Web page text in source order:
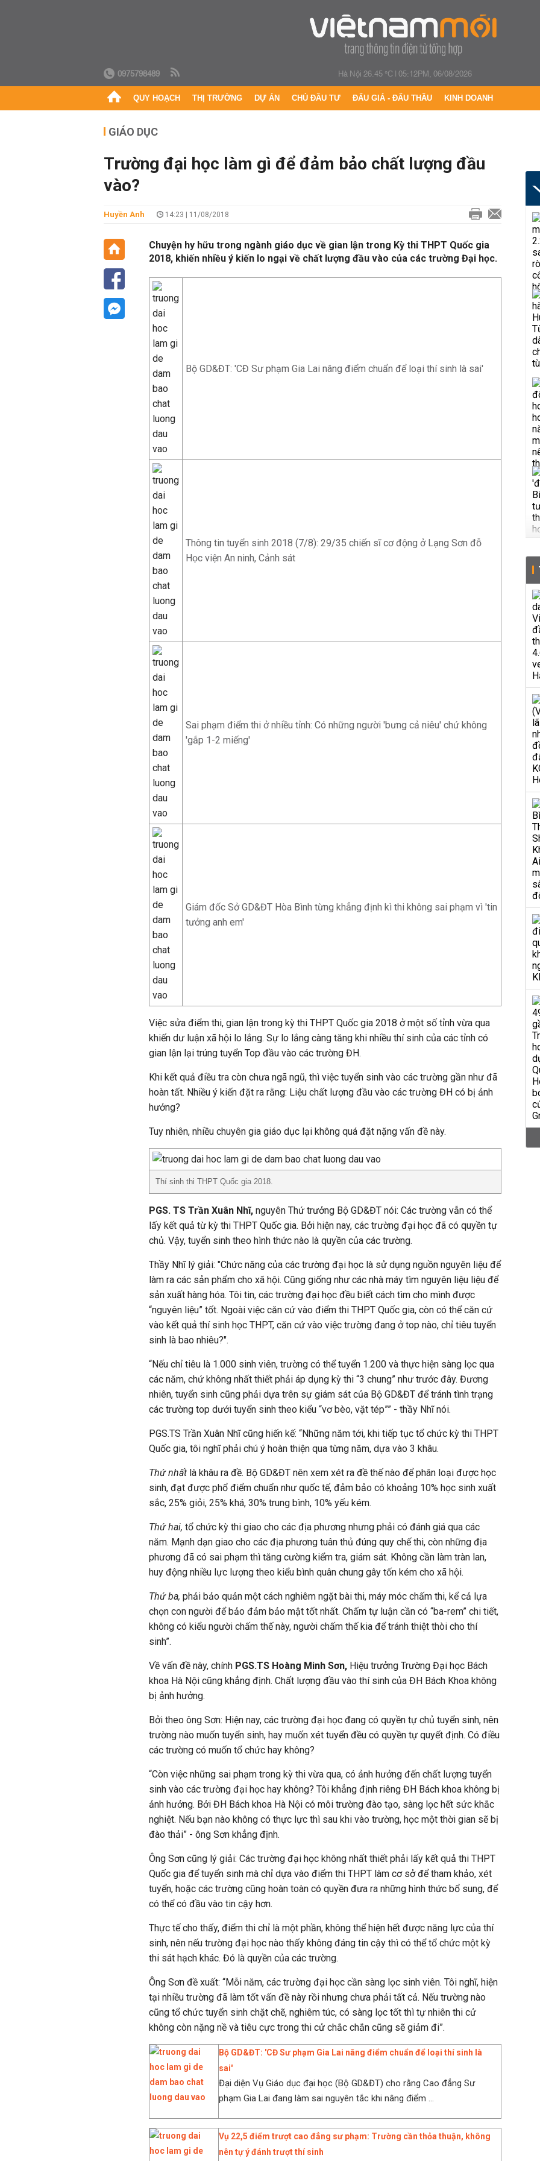
0975798489 Hà Nội 26.45 °C|05:12PM, 06/08/2026
QUY HOẠCH THỊ TRƯỜNG DỰ ÁN CHỦ ĐẦU TƯ ĐẤU GIÁ - ĐẤU THẦU KINH DOANH
GIÁO DỤC
Trường đại học làm gì để đảm bảo chất lượng đầu
vào?
Huyền Anh 14:23 | 11/08/2018
Chuyện hy hữu trong ngành giáo dục về gian lận trong Kỳ thi THPT Quốc gia
2018, khiến nhiều ý kiến lo ngại về chất lượng đầu vào của các trường Đại học.
Bộ GD&ĐT: 'CĐ Sư phạm Gia Lai nâng điểm chuẩn để loại thí sinh là sai'
Thông tin tuyển sinh 2018 (7/8): 29/35 chiến sĩ cơ động ở Lạng Sơn đỗ
Học viện An ninh, Cảnh sát
Sai phạm điểm thi ở nhiều tỉnh: Có những người 'bưng cả niêu' chứ không
'gắp 1-2 miếng'
Giám đốc Sở GD&ĐT Hòa Bình từng khẳng định kì thi không sai phạm vì 'tin
tưởng anh em'
Việc sửa điểm thi, gian lận trong kỳ thi THPT Quốc gia 2018 ở một số tỉnh vừa qua
khiến dư luận xã hội lo lắng. Sự lo lắng càng tăng khi nhiều thí sinh của các tỉnh có
gian lận lại trúng tuyển Top đầu vào các trường ĐH.
Khi kết quả điều tra còn chưa ngã ngũ, thì việc tuyển sinh vào các trường gần như đã
hoàn tất. Nhiều ý kiến đặt ra rằng: Liệu chất lượng đầu vào các trường ĐH có bị ảnh
hưởng?
Tuy nhiên, nhiều chuyên gia giáo dục lại không quá đặt nặng vấn đề này.
Thí sinh thi THPT Quốc gia 2018.
PGS. TS Trần Xuân Nhĩ, ​​​​nguyên Thứ trưởng Bộ GD&ĐT nói: Các trường vẫn có thể
lấy kết quả từ kỳ thi THPT Quốc gia. Bởi hiện nay, các trường đại học đã có quyền tự
chủ. Vậy, tuyển sinh theo hình thức nào là quyền của các trường.
Thầy Nhĩ lý giải: "Chức năng của các trường đại học là sử dụng nguồn nguyên liệu để
làm ra các sản phẩm cho xã hội. Cũng giống như các nhà máy tìm nguyên liệu liệu để
sản xuất hàng hóa. Tôi tin, các trường đại học đều biết cách tìm cho mình được
“nguyên liệu” tốt. Ngoài việc căn cứ vào điểm thi THPT Quốc gia, còn có thể căn cứ
vào kết quả thí sinh học THPT, căn cứ vào việc trường đang ở top nào, chỉ tiêu tuyển
sinh là bao nhiêu?".
“Nếu chỉ tiêu là 1.000 sinh viên, trường có thể tuyển 1.200 và thực hiện sàng lọc qua
các năm, chứ không nhất thiết phải áp dụng kỳ thi “3 chung” như trước đây. Đương
nhiên, tuyển sinh cũng phải dựa trên sự giám sát của Bộ GD&ĐT để tránh tình trạng
các trường top dưới tuyển sinh theo kiểu “vơ bèo, vặt tép”” - thầy Nhĩ nói.
PGS.TS Trần Xuân Nhĩ cũng hiến kế: “Những năm tới, khi tiếp tục tổ chức kỳ thi THPT
Quốc gia, tôi nghĩ phải chú ý hoàn thiện qua từng năm, dựa vào 3 khâu.
Thứ nhất là khâu ra đề. Bộ GD&ĐT nên xem xét ra đề thế nào để phân loại được học
sinh, đạt được phổ điểm chuẩn như quốc tế, đảm bảo có khoảng 10% học sinh xuất
sắc, 25% giỏi, 25% khá, 30% trung bình, 10% yếu kém.
Thứ hai, tổ chức kỳ thi giao cho các địa phương nhưng phải có đánh giá qua các
năm. Mạnh dạn giao cho các địa phương tuân thủ đúng quy chế thi, còn những địa
phương đã có sai phạm thì tăng cường kiểm tra, giám sát. Không cần làm tràn lan,
huy động nhiều lực lượng theo kiểu bình quân chung gây tốn kém cho xã hội.
Thứ ba, phải bảo quản một cách nghiêm ngặt bài thi, máy móc chấm thi, kể cả lựa
chọn con người để bảo đảm bảo mật tốt nhất. Chấm tự luận cần có “ba-rem” chi tiết,
không có kiểu người chấm thế này, người chấm thế kia để tránh thiệt thòi cho thí
sinh”.
​​​Về vấn đề này, chính PGS.TS Hoàng Minh Sơn, Hiệu trưởng Trường Đại học Bách
khoa Hà Nội cũng khẳng định. Chất lượng đầu vào thí sinh của ĐH Bách Khoa không
bị ảnh hưởng.
Bởi theo ông Sơn: Hiện nay, các trường đại học đang có quyền tự chủ tuyển sinh, nên
trường nào muốn tuyển sinh, hay muốn xét tuyển đều có quyền tự quyết định. Có điều
các trường có muốn tổ chức hay không?
“Còn việc những sai phạm trong kỳ thi vừa qua, có ảnh hưởng đến chất lượng tuyển
sinh vào các trường đại học hay không? Tôi khẳng định riêng ĐH Bách khoa không bị
ảnh hưởng. Bởi ĐH Bách khoa Hà Nội có môi trường đào tạo, sàng lọc hết sức khắc
nghiệt. Nếu bạn nào không có thực lực thì sau khi vào trường, học một thời gian sẽ bị
đào thải” - ông Sơn khẳng định.
Ông Sơn cũng lý giải: Các trường đại học không nhất thiết phải lấy kết quả thi THPT
Quốc gia để tuyển sinh mà chỉ dựa vào điểm thi THPT làm cơ sở để tham khảo, xét
tuyển, hoặc các trường cũng hoàn toàn có quyền đưa ra những hình thức bổ sung, để
có thể có đầu vào tin cậy hơn.
Thực tế cho thấy, điểm thi chỉ là một phần, không thể hiện hết được năng lực của thí
sinh, nên nếu trường đại học nào thấy không đáng tin cậy thì có thể tổ chức một kỳ
thi sát hạch khác. Đó là quyền của các trường.
Ông Sơn đề xuất: “Mỗi năm, các trường đại học cần sàng lọc sinh viên. Tôi nghĩ, hiện
tại nhiều trường đã làm tốt vấn đề này rồi nhưng chưa phải tất cả. Nếu trường nào
cũng tổ chức tuyển sinh chặt chẽ, nghiêm túc, có sàng lọc tốt thì tự nhiên thi cử
không còn nặng nề và tiêu cực trong thi cử chắc chắn cũng sẽ giảm đi”.
Bộ GD&ĐT: 'CĐ Sư phạm Gia Lai nâng điểm chuẩn để loại thí sinh là
sai'
Đại diện Vụ Giáo dục đại học (Bộ GD&ĐT) cho rằng Cao đẳng Sư
phạm Gia Lai đang làm sai nguyên tắc khi nâng điểm ...
Vụ 22,5 điểm trượt cao đẳng sư phạm: Trường cần thỏa thuận, không
nên tự ý đánh trượt thí sinh